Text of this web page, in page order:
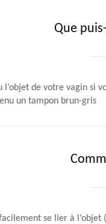
Que
l’objet de votre vagin si
un tampon brun-gris
se lier à